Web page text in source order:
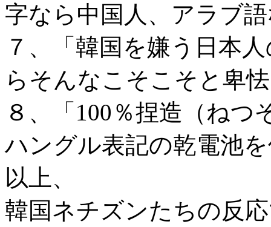
字なら中国人、アラブ
７、「韓国を嫌う日本
らそんなこそこそと卑
８、「100％捏造（ね
ハングル表記の乾電池
以上、
韓国ネチズンたちの反